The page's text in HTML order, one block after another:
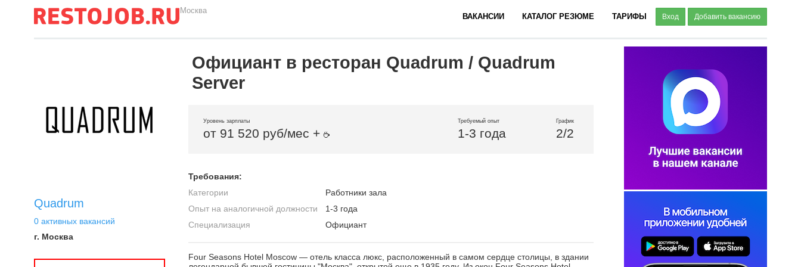
Москва
ВАКАНСИИ КАТАЛОГ РЕЗЮМЕ ТАРИФЫ Вход Добавить вакансию
Quadrum
0 активных вакансий
г. Москва
Официант в ресторан Quadrum / Quadrum
Server
Уровень зарплаты
от 91 520 руб/мес +
Требуемый опыт
1-3 года
График
2/2
Требования:
Категории
Работники зала
Опыт на аналогичной должности
1-3 года
Специализация
Официант
Four Seasons Hotel Moscow — отель класса люкс, расположенный в самом сердце столицы, в здании